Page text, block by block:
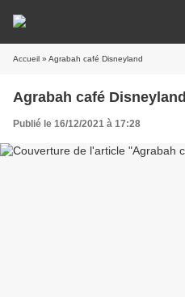
Accueil » Agrabah café Disneyland
Agrabah café Disneyland
Publié le 16/12/2021 à 17:28